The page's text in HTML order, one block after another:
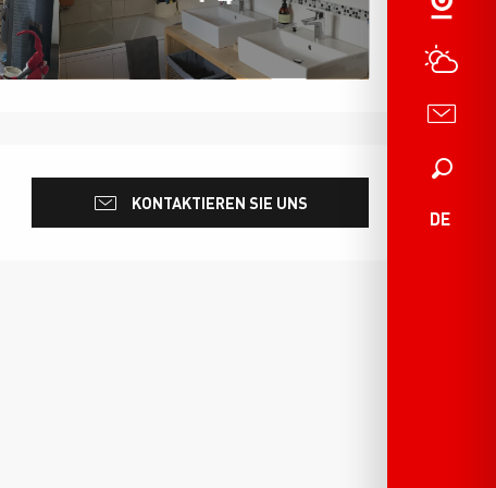
Suche
DE
Öffnungszeiten &
KONTAKTIEREN SIE UNS